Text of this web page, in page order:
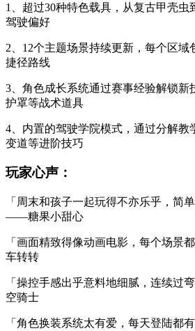
1、超过30种特色载具，从复古甲壳虫
驾驶偏好
2、12个主题场景持续更新，每个区域
捷径路线
3、角色成长系统通过赛事经验解锁新
护罩等战术道具
4、内置的驾驶学院模式，通过分解教
变道等进阶技巧
玩家心声：
「周末和孩子一起玩得不亦乐乎，简
——糖果小甜心
「画面精致得像动画电影，每个场
车转转
「操控手感出乎意料地细腻，连续
空骑士
「角色换装系统太有爱，每天登陆